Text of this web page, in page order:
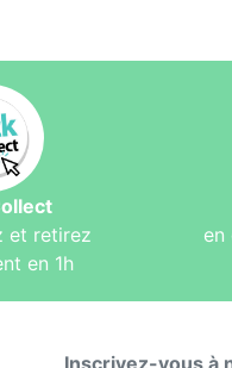
et retirez
en 1h
en